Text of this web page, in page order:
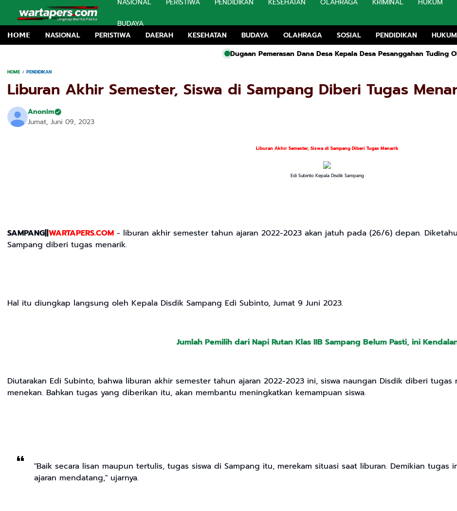
BUDAYA
𝗛𝗢𝗠𝗘
NASIONAL PERISTIWA DAERAH KESEHATAN BUDAYA OLAHRAGA SOSIAL PENDIDIKAN HUKUM
Dugaan Pemerasan Dana Desa Kepala Desa Pesanggahan Tuding Oknum Camat Kwanyar
HOME PENDIDIKAN
Liburan Akhir Semester, Siswa di Sampang Diberi Tugas
Anonim
Jumat, Juni 09, 2023
Liburan Akhir Semester, Siswa di Sampang Diberi Tugas Menarik
Edi Subinto Kepala Disdik Sampang
SAMPANG||WARTAPERS.COM - liburan akhir semester tahun ajaran 2022-2023 akan jatuh pada (26/6) depan.
Sampang diberi tugas menarik.
Hal itu diungkap langsung oleh Kepala Disdik Sampang Edi Subinto, Jumat 9 Juni 2023.
Jumlah Pemilih dari Napi Rutan Klas IIB Sampang Belum Pasti, ini
Diutarakan Edi Subinto, bahwa liburan akhir semester tahun ajaran 2022-2023 ini, siswa naungan Disdik diberi
menekan. Bahkan tugas yang diberikan itu, akan membantu meningkatkan kemampuan siswa.
"Baik secara lisan maupun tertulis, tugas siswa di Sampang itu, merekam situasi saat liburan. Demikian
ajaran mendatang," ujarnya.